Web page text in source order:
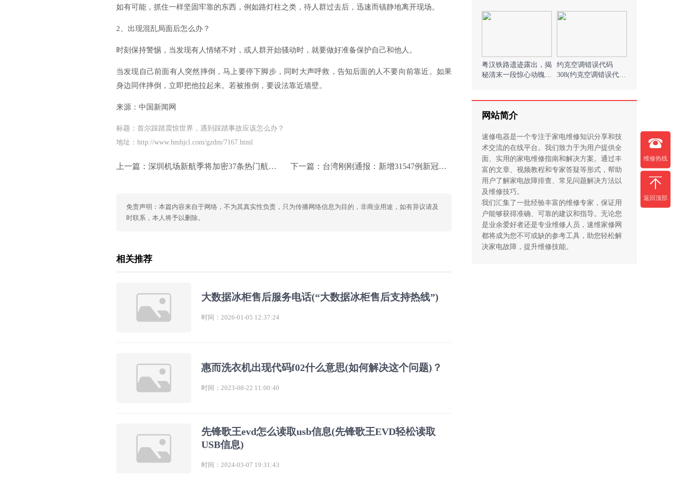
如有可能，抓住一样坚固牢靠的东西，例如路灯柱之类，待人群过去后，迅速而镇静地离开现场。
2、出现混乱局面后怎么办？
时刻保持警惕，当发现有人情绪不对，或人群开始骚动时，就要做好准备保护自己和他人。
当发现自己前面有人突然摔倒，马上要停下脚步，同时大声呼救，告知后面的人不要向前靠近。如果
身边同伴摔倒，立即把他拉起来。若被推倒，要设法靠近墙壁。
来源：中国新闻网
标题：首尔踩踏震惊世界，遇到踩踏事故应该怎么办？
地址：http://www.hmhjcl.com/gzdm/7167.html
上一篇： 深圳机场新航季将加密37条热门航线，国内通航点恢复至疫情前水平 下一篇： 台湾刚刚通报：新增31547例新冠确诊病例，新增76例死亡病例
免责声明：本篇内容来自于网络，不为其真实性负责，只为传播网络信息为目的，非商业用途，如有异议请及
时联系，本人将予以删除。
相关推荐
大数据冰柜售后服务电话(“大数据冰柜售后支持热线”)
时间：2026-01-05 12:37:24
惠而洗衣机出现代码f02什么意思(如何解决这个问题)？
时间：2023-08-22 11:00:40
先锋歌王evd怎么读取usb信息(先锋歌王EVD轻松读取
USB信息)
时间：2024-03-07 19:31:43
粤汉铁路遗迹露出，揭
秘清末一段惊心动魄的
约克空调错误代码
308(约克空调错误代码
网站简介
速修电器是一个专注于家电维修知识分享和技
术交流的在线平台。我们致力于为用户提供全
面、实用的家电维修指南和解决方案。通过丰
富的文章、视频教程和专家答疑等形式，帮助
用户了解家电故障排查、常见问题解决方法以
及维修技巧。
我们汇集了一批经验丰富的维修专家，保证用
户能够获得准确、可靠的建议和指导。无论您
是业余爱好者还是专业维修人员，速维家修网
都将成为您不可或缺的参考工具，助您轻松解
决家电故障，提升维修技能。
维修热线
返回顶部